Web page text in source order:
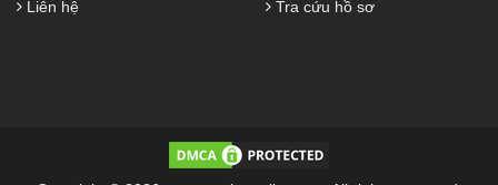
Liên hệ Tra cứu hồ sơ